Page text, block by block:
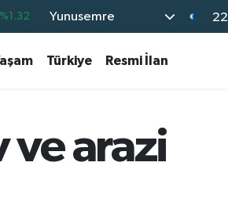
%1.32
%11
Yunusemre 22
Türkiye Resmi İlan
ve arazi